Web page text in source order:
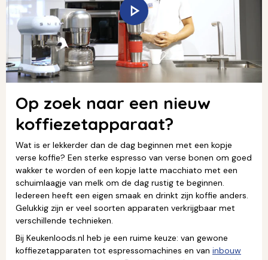
Op zoek naar een nieuw
koffiezetapparaat?
Wat is er lekkerder dan de dag beginnen met een kopje
verse koffie? Een sterke espresso van verse bonen om goed
wakker te worden of een kopje latte macchiato met een
schuimlaagje van melk om de dag rustig te beginnen.
Iedereen heeft een eigen smaak en drinkt zijn koffie anders.
Gelukkig zijn er veel soorten apparaten verkrijgbaar met
verschillende technieken.
Bij Keukenloods.nl heb je een ruime keuze: van gewone
koffiezetapparaten tot espressomachines en van inbouw